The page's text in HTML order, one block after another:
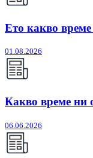
Ето какво
01.08.2026
Какво време ни
06.06.2026